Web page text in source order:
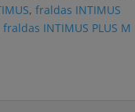
,fraldas INTIMUS
fraldas INTIMUS PLUS M